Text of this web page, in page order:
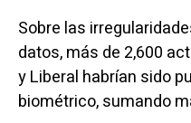
Sobre las
datos, más de 2,600
y Liberal habrían sido
biométrico, sumando